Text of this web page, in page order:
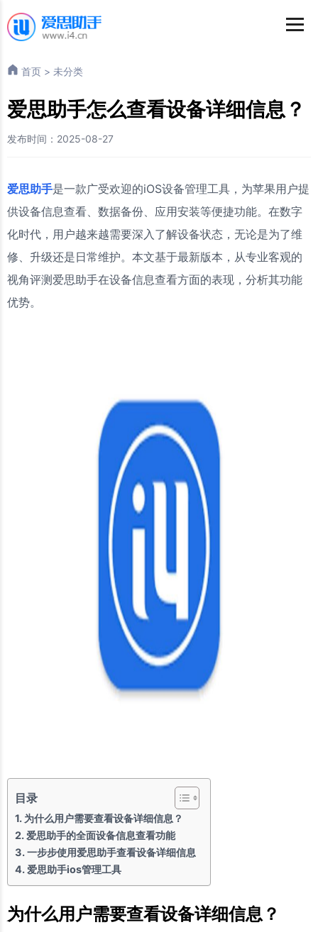
首页 > 未分类
爱思助手怎么查看设备详细信息？
发布时间：2025-08-27
爱思助手是一款广受欢迎的iOS设备管理工具，为苹果用户提
供设备信息查看、数据备份、应用安装等便捷功能。在数字
化时代，用户越来越需要深入了解设备状态，无论是为了维
修、升级还是日常维护。本文基于最新版本，从专业客观的
视角评测爱思助手在设备信息查看方面的表现，分析其功能
优势。
目录
为什么用户需要查看设备详细信息？
爱思助手的全面设备信息查看功能
一步步使用爱思助手查看设备详细信息
爱思助手ios管理工具
为什么用户需要查看设备详细信息？